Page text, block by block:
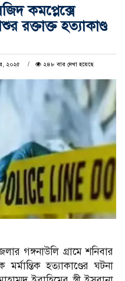
কমপ্লেক্সে
রক্তাক্ত হত্যাকাণ্ড
২০২৫ ২৪৮ বার দেখা হয়েছে
গঙ্গনাউলি গ্রামে শনিবার
হত্যাকাণ্ডের ঘটনা